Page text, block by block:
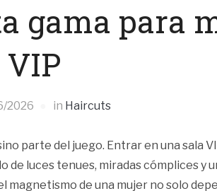
gama para
VIP
2026 in Haircuts
parte del juego. Entrar en una sala
de luces tenues, miradas cómplices y
magnetismo de una mujer no solo